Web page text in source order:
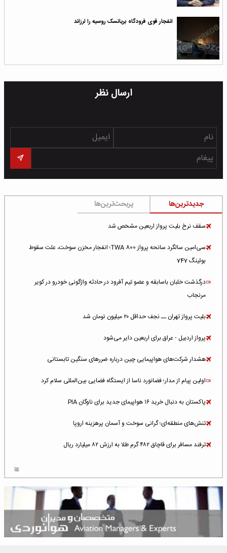
انفجار قوی فرودگاه بریانسک روسیه را لرزاند
ارسال نظر
جدیدترین‌ها پربحث‌ترین‌ها
سقف نرخ بلیت پرواز اربعین مشخص شد
سی‌امین سالگرد سانحه پرواز TWA 800؛ انفجار مخزن سوخت، علت سقوط
بوئینگ 747
درگذشت خلبان باسابقه و عضو تیم آفرود در حادثه واژگونی خودرو در کویر
مرنجاب
بلیت پرواز تهران ــ نجف حداقل ۲۰ میلیون تومان شد
پرواز اردبیل - عراق برای اربعین دایر می‌شود
هشدار شرکت‌های هواپیمایی چین درباره ضررهای سنگین تابستانی
اولین پیام از مدار؛ فضانورد ناسا از ایستگاه فضایی بین‌المللی سلام کرد
پاکستان به دنبال خرید ۱۶ هواپیمای جدید برای ناوگان PIA
تنش‌های منطقه‌ای؛ گرانی سوخت و آسمان پرهزینه اروپا
ترفند مسافر برای قاچاق ۴۸۲ گرم طلا به ارزش ۸۲ میلیارد ریال
شلوغ‌ترین فرودگاه‌های اروپا در ۲۰۲۵: لندن، استانبول و پاریس
پخش زنده پرواز سیزدهم موشک استارشیپ اسپیس‌ایکس [جمعه ساعت ۰۱:۴۵]